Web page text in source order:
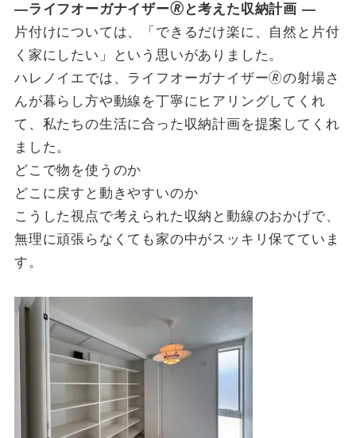
―ライフオーガナイザー🄬と考えた収納計画 ―
片付けについては、「できるだけ楽に、自然と片付
く家にしたい」という思いがありました。
ハレノイエでは、ライフオーガナイザー🄬の射場さ
んが暮らし方や動線を丁寧にヒアリングしてくれ
て、私たちの生活に合った収納計画を提案してくれ
ました。
どこで物を使うのか
どこに戻すと動きやすいのか
こうした視点で考えられた収納と動線のおかげで、
無理に頑張らなくても家の中がスッキリ保てていま
す。